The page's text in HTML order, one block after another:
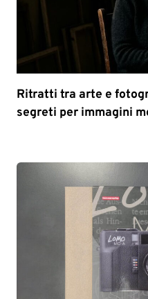
Ritratti tra arte e
segreti per immagini